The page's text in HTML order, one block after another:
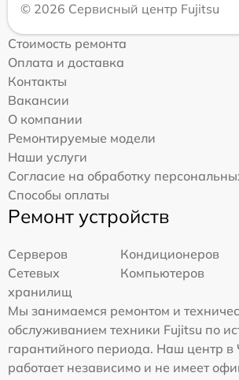
© 2026 Сервисный центр Fujitsu
Стоимость ремонта
Оплата и доставка
Контакты
Вакансии
О компании
Ремонтируемые модели
Наши услуги
Согласие на обработку
Способы оплаты
Ремонт устройств
Серверов
Кондиционеров
Сетевых
хранилищ
Компьютеров
Мы занимаемся ремонтом и
обслуживанием техники Fujitsu по
гарантийного периода. Наш центр в
работает независимо и не имеет